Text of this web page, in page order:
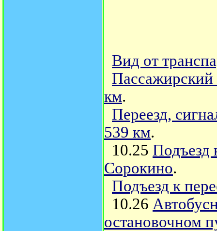
Вид от
Пассажирский
км.
Переезд,
539 км.
10.25 Подъезд
Сорокино.
Подъезд к
10.26
остановочном